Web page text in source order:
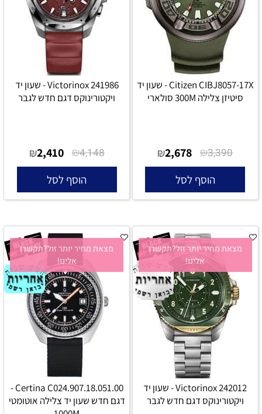
Citizen CIBJ8057-17X - שעון יד
סיטיזן צלילה 300M סולארי
₪3,390
₪2,678
הוסף לסל
Victorinox 241986 - שעון יד
ויקטורינוקס דגם חדש לגבר
₪4,148
₪2,410
הוסף לסל
מצאת מחיר יותר זול?תקשרו
אלינו!
Victorinox 242012 - שעון יד
ויקטורינוקס דגם חדש לגבר
מצאת מחיר יותר זול?תקשרו
אלינו!
Certina C024.907.18.051.00 -
דגם חדש שעון יד צלילה אוטומטי